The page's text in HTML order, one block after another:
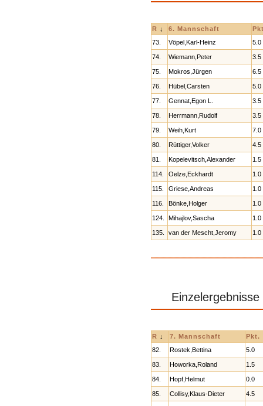
R ↓ 6. Mannschaft
73.
Vöpel,Karl-Heinz 5.0
74. Wiemann,Peter 3.5
75. Mokros,Jürgen 6.5
76. Hübel,Carsten 5.0
77. Gennat,Egon L. 3.5
78. Herrmann,Rudolf 3.5
79. Weih,Kurt 7.0
80. Rüttiger,Volker 4.5
81. Kopelevitsch,Alexander 1.5
114. Oelze,Eckhardt 1.0
115. Griese,Andreas 1.0
116. Bönke,Holger 1.0
124. Mihajlov,Sascha 1.0
135. van der Mescht,Jeromy 1.0
R ↓ 7. Mannschaft
Pkt.
82.
Rostek,Bettina 5.0
83. Howorka,Roland 1.5
84. Hopf,Helmut 0.0
85. Collisy,Klaus-Dieter 4.5